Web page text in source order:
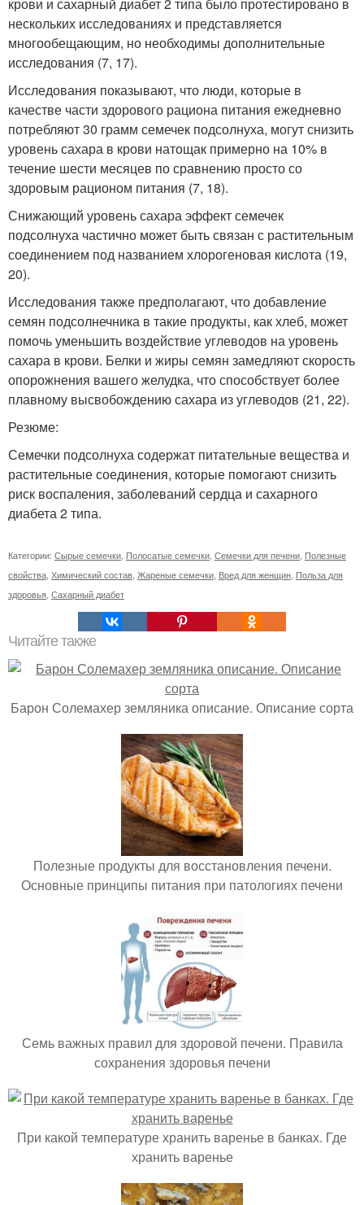
нескольких исследованиях и представляется
многообещающим, но необходимы дополнительные
исследования (7, 17).
Исследования показывают, что люди, которые в
качестве части здорового рациона питания ежедневно
потребляют 30 грамм семечек подсолнуха, могут снизить
уровень сахара в крови натощак примерно на 10% в
течение шести месяцев по сравнению просто со
здоровым рационом питания (7, 18).
Снижающий уровень сахара эффект семечек
подсолнуха частично может быть связан с растительным
соединением под названием хлорогеновая кислота (19,
20).
Исследования также предполагают, что добавление
семян подсолнечника в такие продукты, как хлеб, может
помочь уменьшить воздействие углеводов на уровень
сахара в крови. Белки и жиры семян замедляют скорость
опорожнения вашего желудка, что способствует более
плавному высвобождению сахара из углеводов (21, 22).
Резюме:
Семечки подсолнуха содержат питательные вещества и
растительные соединения, которые помогают снизить
риск воспаления, заболеваний сердца и сахарного
диабета 2 типа.
Категории: Сырые семечки Полосатые семечки Семечки для печени Полезные
свойства Химический состав Жареные семечки Вред для женщин Польза для
здоровья Сахарный диабет
Читайте также
Барон Солемахер земляника описание. Описание сорта
Полезные продукты для восстановления печени.
Основные принципы питания при патологиях печени
Семь важных правил для здоровой печени. Правила
сохранения здоровья печени
При какой температуре хранить варенье в банках. Где
хранить варенье